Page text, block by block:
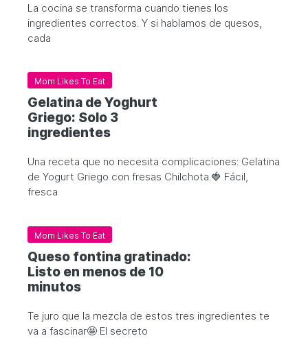
La cocina se transforma cuando tienes los
ingredientes correctos. Y si hablamos de quesos,
cada
Mom Likes To Eat
Gelatina de Yoghurt
Griego: Solo 3
ingredientes
Una receta que no necesita complicaciones: Gelatina
de Yogurt Griego con fresas Chilchota.🍓 Fácil,
fresca
Mom Likes To Eat
Queso fontina gratinado:
Listo en menos de 10
minutos
Te juro que la mezcla de estos tres ingredientes te
va a fascinar🤩 El secreto